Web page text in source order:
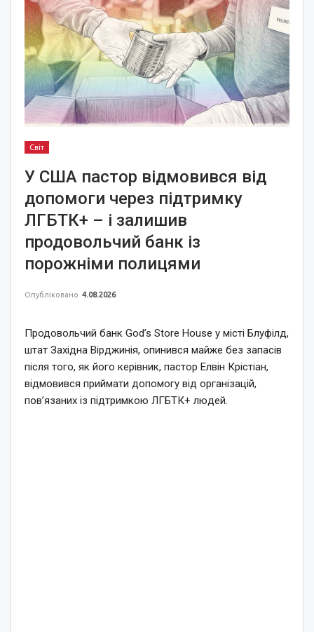
Світ
У США пастор відмовився від
допомоги через підтримку
ЛГБТК+ – і залишив
продовольчий банк із
порожніми полицями
Опубліковано 4.08.2026
Продовольчий банк God’s Store House у місті Блуфілд,
штат Західна Вірджинія, опинився майже без запасів
після того, як його керівник, пастор Елвін Крістіан,
відмовився приймати допомогу від організацій,
пов’язаних із підтримкою ЛГБТК+ людей.